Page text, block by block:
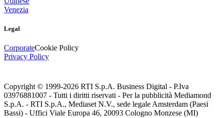
Venezia
Legal
CorporateCookie Policy
Privacy Policy
Copyright © 1999-2026 RTI S.p.A. Business Digital - P.Iva
03976881007 - Tutti i diritti riservati - Per la pubblicità Mediamond
S.p.A. - RTI S.p.A., Mediaset N.V., sede legale Amsterdam (Paesi
Bassi) - Uffici Viale Europa 46, 20093 Cologno Monzese (MI)